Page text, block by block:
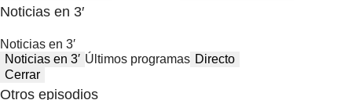
Noticias en 3′
Noticias en 3′
Noticias en 3′ Últimos programas Directo
Cerrar
Otros episodios